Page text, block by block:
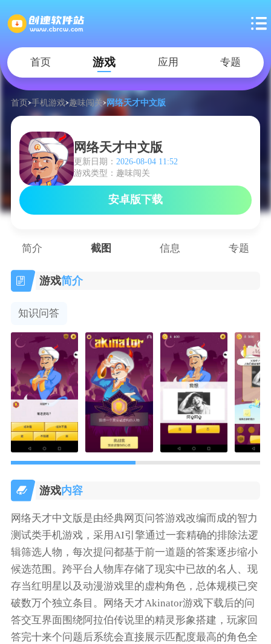
首页 游戏 应用 专题
首页 手机游戏 趣味闯关 网络天才中文版
网络天才中文版
更新日期： 2026-08-04 11:52
游戏类型：趣味闯关
安卓版下载
简介 截图 信息 专题
游戏简介
知识问答
游戏内容
网络天才中文版是由经典网页问答游戏改编而成的智力
测试类手机游戏，采用AI引擎通过一套精确的排除法逻
辑筛选人物，每次提问都基于前一道题的答案逐步缩小
候选范围。跨平台人物库存储了现实中已故的名人、现
存当红明星以及动漫游戏里的虚构角色，总体规模已突
破数万个独立条目。网络天才Akinator游戏下载后的问
答交互界面围绕阿拉伯传说里的精灵形象搭建，玩家回
答完十来个问题后系统会直接展示匹配度最高的角色全